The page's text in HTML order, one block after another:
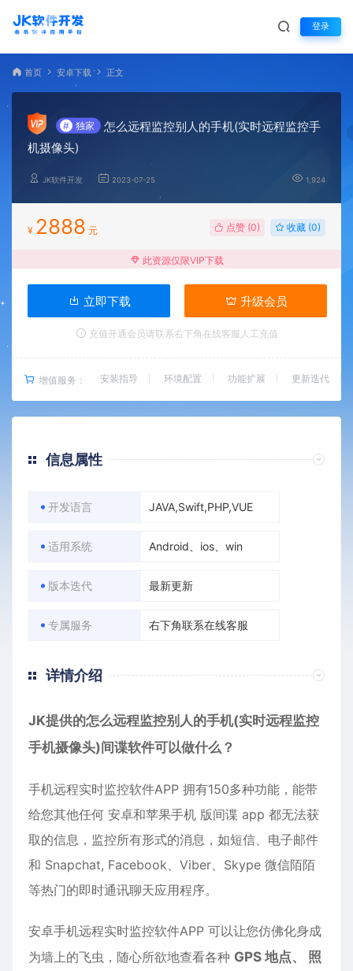
登录
首页 安卓下载 正文
# 独家
怎么远程监控别人的手机(实时远程监控手
机摄像头)
JK软件开发 2023-07-25 1,924
¥ 2888 元 点赞 (0) 收藏 (0)
此资源仅限VIP下载
立即下载 升级会员
充值开通会员请联系右下角在线客服人工充值
增值服务： 安装指导 环境配置 功能扩展 更新迭代
信息属性
开发语言 JAVA,Swift,PHP,VUE
适用系统 Android、ios、win
版本迭代 最新更新
专属服务 右下角联系在线客服
详情介绍
JK提供的怎么远程监控别人的手机(实时远程监控
手机摄像头)间谍软件可以做什么？
手机远程实时监控软件APP 拥有150多种功能，能带
给您其他任何 安卓和苹果手机 版间谍 app 都无法获
取的信息，监控所有形式的消息，如短信、电子邮件
和 Snapchat, Facebook、Viber、Skype 微信陌陌
等热门的即时通讯聊天应用程序。
安卓手机远程实时监控软件APP 可以让您仿佛化身成
为墙上的飞虫，随心所欲地查看各种 GPS 地点、 照